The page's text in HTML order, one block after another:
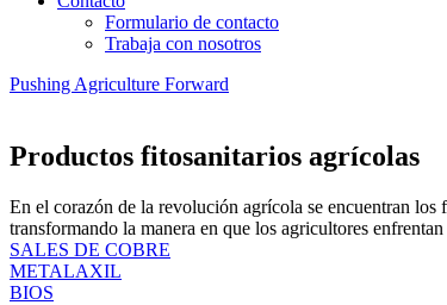
Formulario de contacto
Trabaja con nosotros
Pushing Agriculture Forward
Productos fitosanitarios agrícolas
En el corazón de la revolución agrícola se encuentran
transformando la manera en que los agricultores
SALES DE COBRE
METALAXIL
BIOS